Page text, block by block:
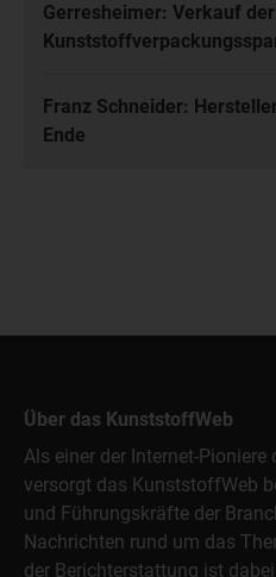
Gerresheimer: Verkauf der
Franz Schneider:
Ende
Über das KunststoffWeb
Als einer der Internet-
versorgt das KunststoffWeb
und Führungskräfte der
Nachrichten rund um das
der Berichterstattung ist